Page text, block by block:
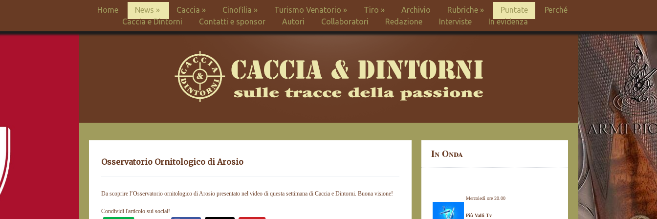
Home News » Caccia » Cinofilia » Turismo Venatorio » Tiro » Archivio Rubriche» Puntate
Perché
Caccia e Dintorni
Contatti e sponsor Autori Collaboratori Redazione Interviste In evidenza
Osservatorio Ornitologico di Arosio
Da scoprire l’Osservatorio ornitologico di Arosio presentato nel video di questa settimana di Caccia e Dintorni. Buona visione!
Condividi l'articolo sui social!
In Onda
Mercoledì ore 20.00
Più Valli Tv